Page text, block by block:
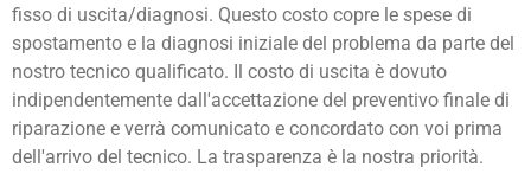
fisso di uscita/diagnosi. Questo costo copre le spese di
spostamento e la diagnosi iniziale del problema da parte del
nostro tecnico qualificato. Il costo di uscita è dovuto
indipendentemente dall'accettazione del preventivo finale di
riparazione e verrà comunicato e concordato con voi prima
dell'arrivo del tecnico. La trasparenza è la nostra priorità.